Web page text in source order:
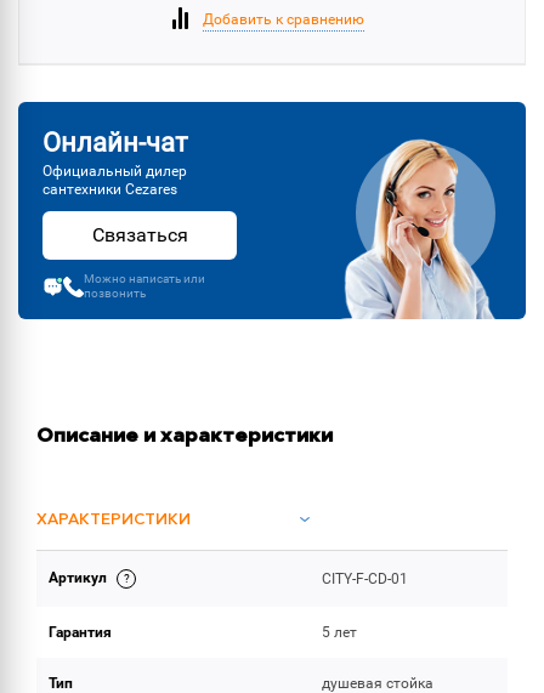
Добавить к сравнению
Онлайн-чат
Официальный дилер
сантехники Cezares
Связаться
Можно написать или
позвонить
Описание и характеристики
ХАРАКТЕРИСТИКИ
ОБЪЕМ ПОСТАВКИ
Артикул CITY-F-CD-01
Гарантия 5 лет
Тип душевая стойка